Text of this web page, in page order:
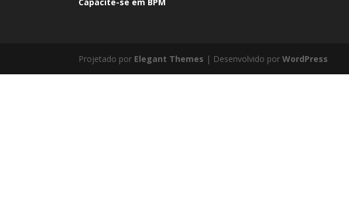
Projetado por Elegant Themes | Desenvolvido porWordPress